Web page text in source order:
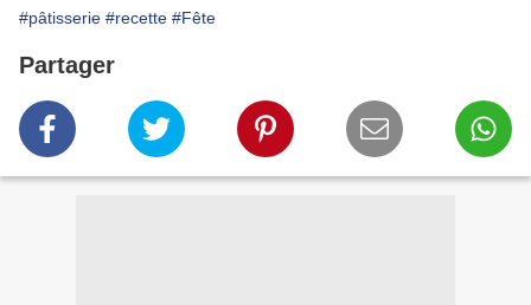
#pâtisserie #recette #Fête
Partager